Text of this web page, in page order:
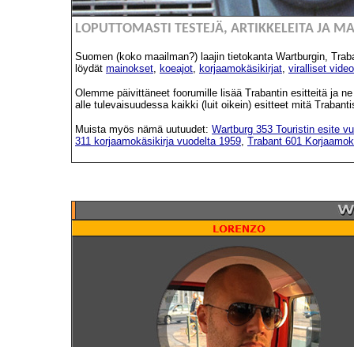
LOPUTTOMASTI TESTEJÄ, ARTIKKELEITA JA
Suomen (koko maailman?) laajin tietokanta Wartburgin,
löydät mainokset, koeajot, korjaamokäsikirjat, viralliset
Olemme päivittäneet foorumille lisää Trabantin esitteitä ja
alle tulevaisuudessa kaikki (luit oikein) esitteet mitä
Muista myös nämä uutuudet: Wartburg 353 Touristin esite
311 korjaamokäsikirja vuodelta 1959, Trabant 601